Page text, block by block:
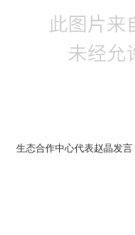
生态合作中心代表赵晶发言